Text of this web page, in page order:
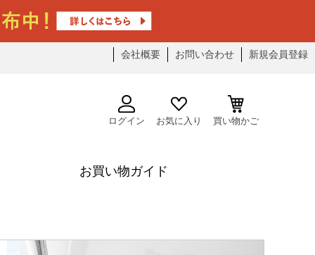
会社概要 お問い合わせ 新規会員登録
ログイン お気に入り 買い物かご
お買い物ガイド